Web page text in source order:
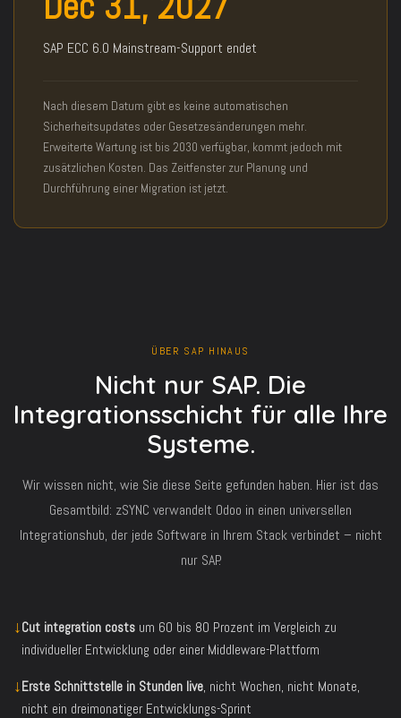
SAP ECC 6.0 Mainstream-Support endet
Nach diesem Datum gibt es keine automatischen
Sicherheitsupdates oder Gesetzesänderungen mehr.
Erweiterte Wartung ist bis 2030 verfügbar, kommt jedoch mit
zusätzlichen Kosten. Das Zeitfenster zur Planung und
Durchführung einer Migration ist jetzt.
ÜBER SAP HINAUS
Nicht nur SAP. Die
Integrationsschicht für alle Ihre
Systeme.
Wir wissen nicht, wie Sie diese Seite gefunden haben. Hier ist das
Gesamtbild: zSYNC verwandelt Odoo in einen universellen
Integrationshub, der jede Software in Ihrem Stack verbindet – nicht
nur SAP.
↓Cut integration costs um 60 bis 80 Prozent im Vergleich zu
individueller Entwicklung oder einer Middleware-Plattform
↓Erste Schnittstelle in Stunden live , nicht Wochen, nicht Monate,
nicht ein dreimonatiger Entwicklungs-Sprint